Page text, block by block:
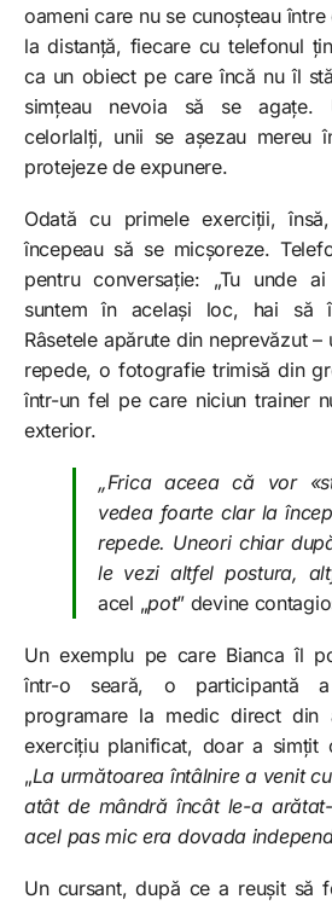
oameni care nu se cunoșteau
la distanță, fiecare cu telefonul
ca un obiect pe care încă nu îl
simțeau nevoia să se agațe.
celorlalți, unii se așezau mereu
protejeze de expunere.
Odată cu primele exerciții,
începeau să se micșoreze.
pentru conversație: „Tu unde
suntem în același loc, hai să
Râsetele apărute din neprevăzut
repede, o fotografie trimisă din
într-un fel pe care niciun trainer
exterior.
„Frica aceea că vor
vedea foarte clar la
repede. Uneori chiar
le vezi altfel postura,
acel „pot” devine
Un exemplu pe care Bianca îl
într-o seară, o participantă
programare la medic direct din
exercițiu planificat, doar a simțit
„La următoarea întâlnire a venit
atât de mândră încât le-a
acel pas mic era dovada
Un cursant, după ce a reușit să